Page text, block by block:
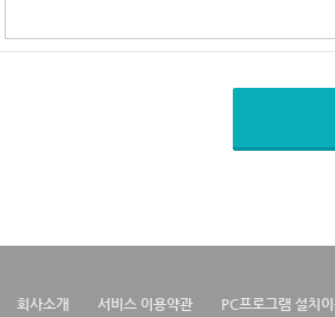
회사소개 서비스 이용약관 PC프로그램 설치